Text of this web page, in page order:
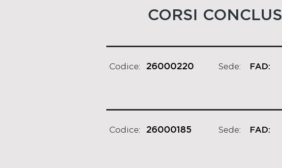
CORSI CONCLUSI
Codice: 26000220 Sede: FAD:
Codice: 26000185 Sede: FAD: